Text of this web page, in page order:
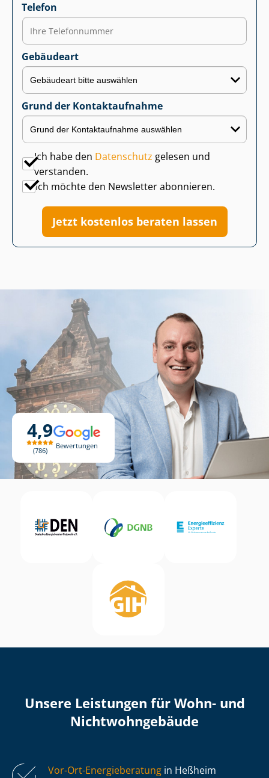
4,9
786
Bewertungen
Telefon
Gebäudeart
Grund der Kontaktaufnahme
Ich habe den Datenschutz gelesen und
verstanden.
Ich möchte den Newsletter abonnieren.
Jetzt kostenlos beraten lassen
Unsere Leistungen für Wohn- und
Nicht­wohn­ge­bäu­de
Vor-Ort-Energieberatung in Heßheim